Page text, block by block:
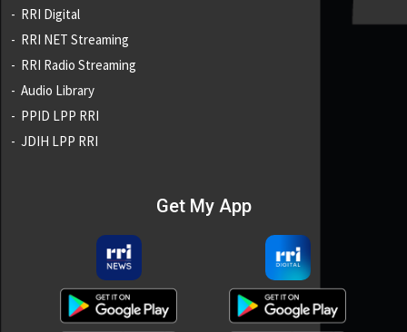
RRI Digital
RRI NET Streaming
RRI Radio Streaming
Audio Library
PPID LPP RRI
JDIH LPP RRI
Get My App